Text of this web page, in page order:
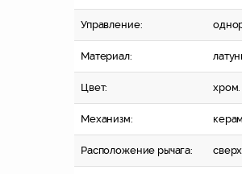
Управление:
Материал:
Цвет: хром.
Механизм:
Расположение рычага: